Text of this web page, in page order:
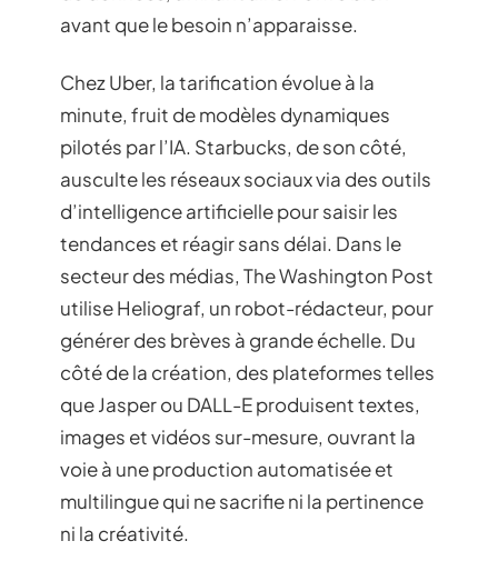
avant que le besoin n’apparaisse.
Chez Uber, la tarification évolue à la
minute, fruit de modèles dynamiques
pilotés par l’IA. Starbucks, de son côté,
ausculte les réseaux sociaux via des outils
d’intelligence artificielle pour saisir les
tendances et réagir sans délai. Dans le
secteur des médias, The Washington Post
utilise Heliograf, un robot-rédacteur, pour
générer des brèves à grande échelle. Du
côté de la création, des plateformes telles
que Jasper ou DALL-E produisent textes,
images et vidéos sur-mesure, ouvrant la
voie à une production automatisée et
multilingue qui ne sacrifie ni la pertinence
ni la créativité.